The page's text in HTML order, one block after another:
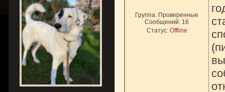
Группа: Проверенные
Сообщений: 16
Статус: Offline